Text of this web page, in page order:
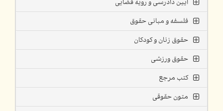
آیین دادرسی و رویه قضایی
فلسفه و مبانی حقوق
حقوق زنان و کودکان
حقوق ورزشی
کتب مرجع
متون حقوقی